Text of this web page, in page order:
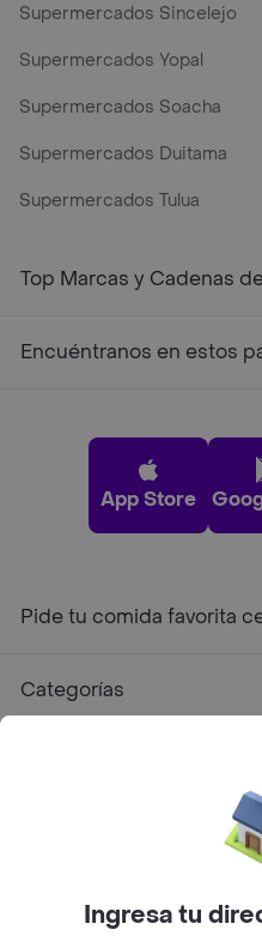
Supermercados Sincelejo
Supermercados Yopal
Supermercados Soacha
Supermercados Duitama
Supermercados Tulua
Top Marcas y Cadenas
Encuéntranos en estos
App Store
Pide tu comida favorita
Categorías
Ingresa tu